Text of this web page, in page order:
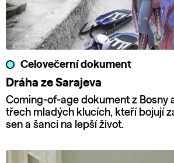
Celovečerní dokument
Dráha ze Sarajeva
Coming-of-age dokument z Bosny
třech mladých klucích, kteří bojují
sen a šanci na lepší život.